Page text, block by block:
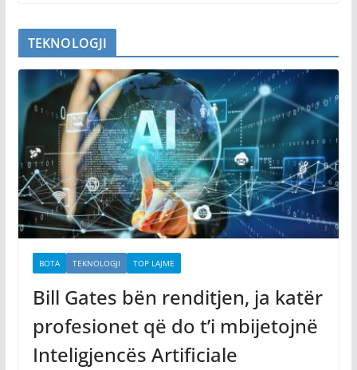
TEKNOLOGJI
BOTA TEKNOLOGJI TOP LAJME
Bill Gates bën renditjen, ja katër
profesionet që do t’i mbijetojnë
Inteligjencës Artificiale